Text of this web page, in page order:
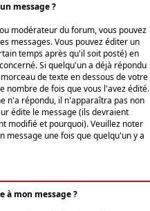
message ?
modérateur du forum, vous pouvez
messages. Vous pouvez éditer un
temps après qu'il soit posté) en
Si quelqu'un a déjà répondu
de texte en dessous de votre
nombre de fois que vous l'avez édité.
n'a répondu, il n'apparaîtra pas non
édite le message (ils devraient
modifié et pourquoi). Veuillez noter
message une fois que quelqu'un y a
à mon message ?